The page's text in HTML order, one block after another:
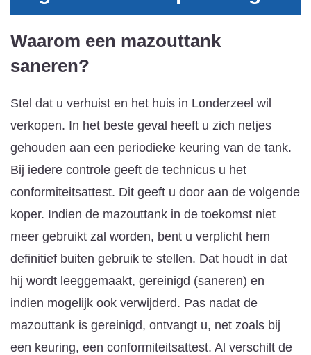
Waarom een mazouttank
saneren?
Stel dat u verhuist en het huis in Londerzeel wil
verkopen. In het beste geval heeft u zich netjes
gehouden aan een periodieke keuring van de tank.
Bij iedere controle geeft de technicus u het
conformiteitsattest. Dit geeft u door aan de volgende
koper. Indien de mazouttank in de toekomst niet
meer gebruikt zal worden, bent u verplicht hem
definitief buiten gebruik te stellen. Dat houdt in dat
hij wordt leeggemaakt, gereinigd (saneren) en
indien mogelijk ook verwijderd. Pas nadat de
mazouttank is gereinigd, ontvangt u, net zoals bij
een keuring, een conformiteitsattest. Al verschilt de